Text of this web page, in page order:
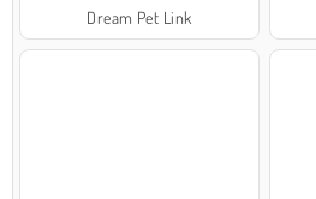
Dream Pet Link